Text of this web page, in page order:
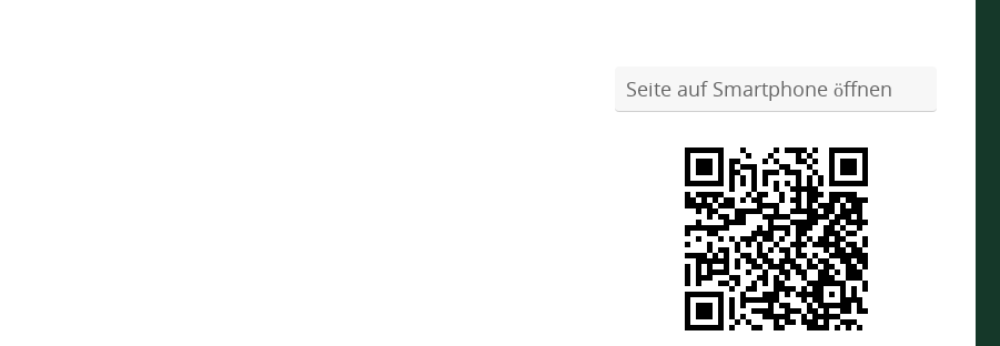
Seite auf Smartphone öffnen